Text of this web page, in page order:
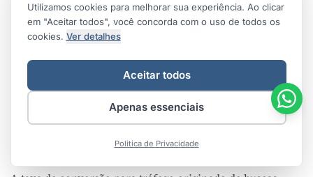
Intenção Comercial: A Zona de Pesquisa Ativa
A intenção comercial manifesta-se quando o usuário está
comparando opções disponíveis antes de tomar decisão
de compra. Este segmento representa 14,51% das buscas
totais (SPARKTORO, 2026), posicionando-se como terceira
categoria em volume. Queries características incluem
"melhor CRM para pequenas empresas", "Salesforce vs
Utilizamos cookies para melhorar sua experiência. Ao clicar
em "Aceitar todos", você concorda com o uso de todos os
cookies. Ver detalhes
Aceitar todos
Apenas essenciais
Politica de Privacidade